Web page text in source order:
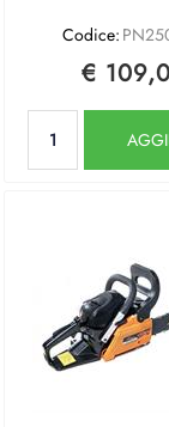
Codice:
€